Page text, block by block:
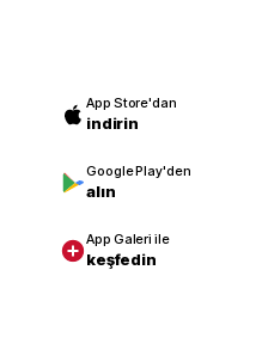
App Store'dan
indirin
Google Play'den
alın
App Galeri ile
keşfedin